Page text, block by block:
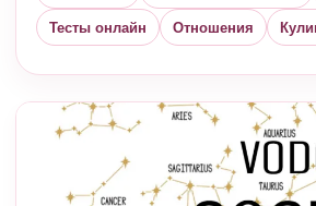
Тесты онлайн Отношения